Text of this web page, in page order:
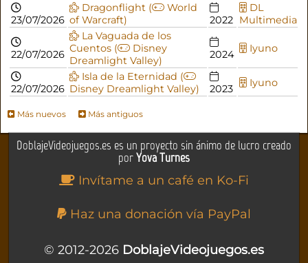
23/07/2026
Dragonflight (
World
of Warcraft)
2022
DL
Multimedia
22/07/2026
La Vaguada de los
Cuentos (
Disney
Dreamlight Valley)
2024 Iyuno
22/07/2026
Isla de la Eternidad (
Disney Dreamlight Valley)
2023 Iyuno
Más nuevos Más antiguos
DoblajeVideojuegos.es es un proyecto sin ánimo de lucro creado
porYova Turnes
Invítame a un café en Ko-Fi
Haz una donación vía PayPal
© 2012-2026 DoblajeVideojuegos.es